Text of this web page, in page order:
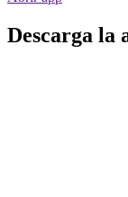
Descarga la